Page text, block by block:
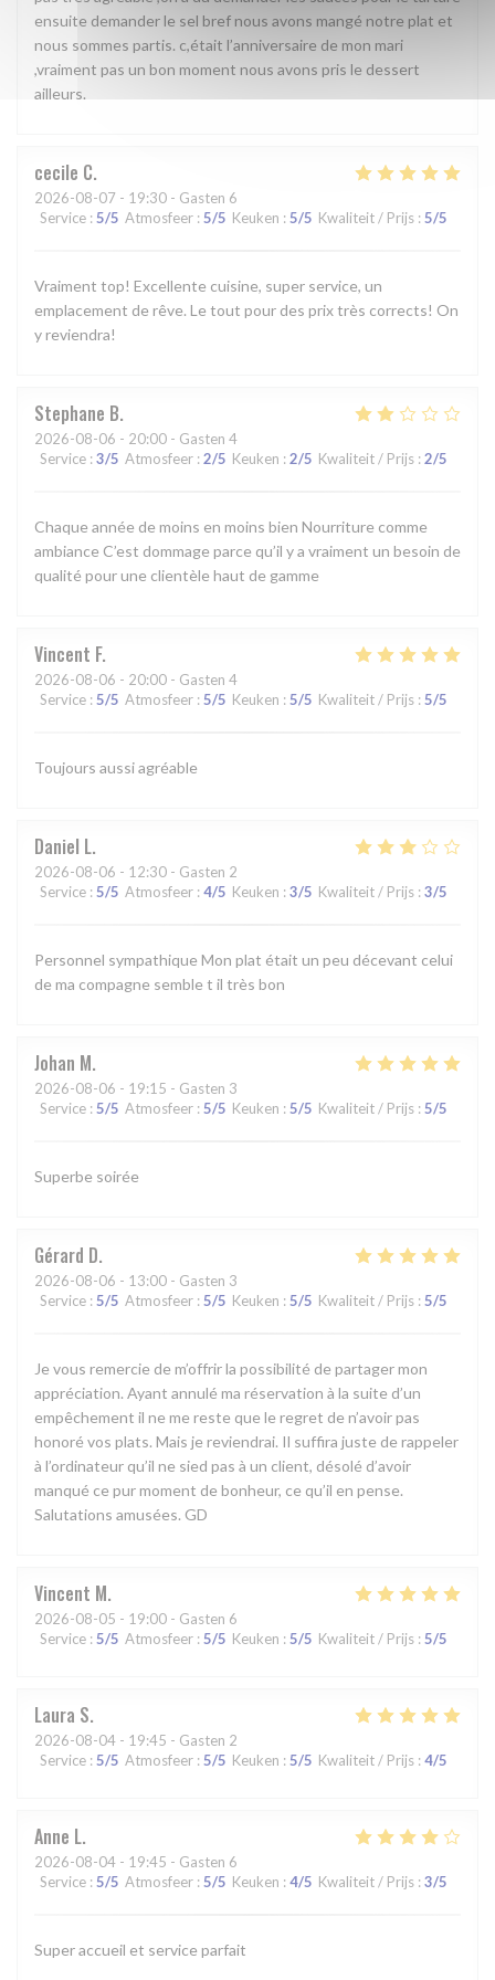
ensuite demander le sel bref nous avons mangé notre plat et
nous sommes partis. c,était l’anniversaire de mon mari
,vraiment pas un bon moment nous avons pris le dessert
ailleurs.
cecile C
2026-08-07 - 19:30 - Gasten 6
Service : 5/5 Atmosfeer : 5/5 Keuken : 5/5 Kwaliteit / Prijs : 5/5
Vraiment top! Excellente cuisine, super service, un
emplacement de rêve. Le tout pour des prix très corrects! On
y reviendra!
Stephane B
2026-08-06 - 20:00 - Gasten 4
Service : 3/5 Atmosfeer : 2/5 Keuken : 2/5 Kwaliteit / Prijs : 2/5
Chaque année de moins en moins bien Nourriture comme
ambiance C’est dommage parce qu’il y a vraiment un besoin de
qualité pour une clientèle haut de gamme
Vincent F
2026-08-06 - 20:00 - Gasten 4
Service : 5/5 Atmosfeer : 5/5 Keuken : 5/5 Kwaliteit / Prijs : 5/5
Toujours aussi agréable
Daniel L
2026-08-06 - 12:30 - Gasten 2
Service : 5/5 Atmosfeer : 4/5 Keuken : 3/5 Kwaliteit / Prijs : 3/5
Personnel sympathique Mon plat était un peu décevant celui
de ma compagne semble t il très bon
Johan M
2026-08-06 - 19:15 - Gasten 3
Service : 5/5 Atmosfeer : 5/5 Keuken : 5/5 Kwaliteit / Prijs : 5/5
Superbe soirée
Gérard D
2026-08-06 - 13:00 - Gasten 3
Service : 5/5 Atmosfeer : 5/5 Keuken : 5/5 Kwaliteit / Prijs : 5/5
Je vous remercie de m’offrir la possibilité de partager mon
appréciation. Ayant annulé ma réservation à la suite d’un
empêchement il ne me reste que le regret de n’avoir pas
honoré vos plats. Mais je reviendrai. Il suffira juste de rappeler
à l’ordinateur qu’il ne sied pas à un client, désolé d’avoir
manqué ce pur moment de bonheur, ce qu’il en pense.
Salutations amusées. GD
Vincent M
2026-08-05 - 19:00 - Gasten 6
Service : 5/5 Atmosfeer : 5/5 Keuken : 5/5 Kwaliteit / Prijs : 5/5
Laura S
2026-08-04 - 19:45 - Gasten 2
Service : 5/5 Atmosfeer : 5/5 Keuken : 5/5 Kwaliteit / Prijs : 4/5
Anne L
2026-08-04 - 19:45 - Gasten 6
Service : 5/5 Atmosfeer : 5/5 Keuken : 4/5 Kwaliteit / Prijs : 3/5
Super accueil et service parfait